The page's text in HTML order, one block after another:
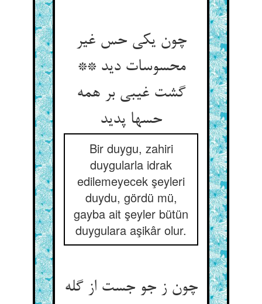
چون یکی حس غیر
محسوسات دید **
گشت غیبی بر همه
حسها پدید
Bir duygu, zahiri
duygularla idrak
edilemeyecek şeyleri
duydu, gördü mü,
gayba ait şeyler bütün
duygulara aşikâr olur.
چون ز جو جست از گله